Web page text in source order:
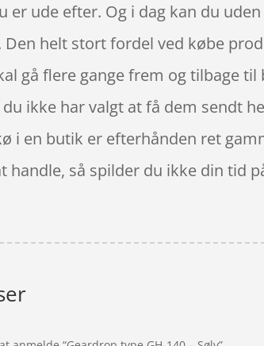
er ude efter. Og i dag kan du
helt stort fordel ved købe
gå flere gange frem og tilbage
du ikke har valgt at få dem sendt
i en butik er efterhånden ret
så spilder du ikke din tid